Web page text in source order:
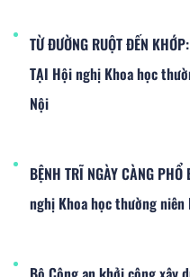
TỪ ĐƯỜNG RUỘT ĐẾN
TẠI Hội nghị Khoa học
Nội
BỆNH TRĨ NGÀY CÀNG
nghị Khoa học thường niên